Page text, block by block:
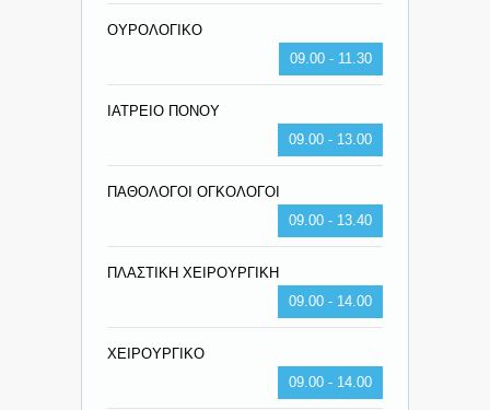
ΟΥΡΟΛΟΓΙΚΟ
09.00 - 11.30
ΙΑΤΡΕΙΟ ΠΟΝΟΥ
09.00 - 13.00
ΠΑΘΟΛΟΓΟΙ ΟΓΚΟΛΟΓΟΙ
09.00 - 13.40
ΠΛΑΣΤΙΚΗ ΧΕΙΡΟΥΡΓΙΚΗ
09.00 - 14.00
ΧΕΙΡΟΥΡΓΙΚΟ
09.00 - 14.00